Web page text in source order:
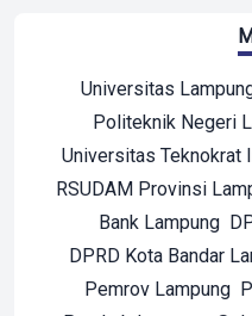
Universitas
Politeknik Negeri
Universitas Teknokrat
RSUDAM Provinsi
Bank Lampung
DPRD Kota Bandar
Pemrov Lampung